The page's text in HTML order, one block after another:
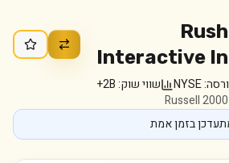
Interactive
NYSE שווי שוק:2B+